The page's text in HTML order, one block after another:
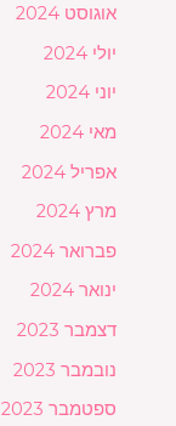
אוגוסט 2024
יולי 2024
יוני 2024
מאי 2024
אפריל 2024
מרץ 2024
פברואר 2024
ינואר 2024
דצמבר 2023
נובמבר 2023
ספטמבר 2023